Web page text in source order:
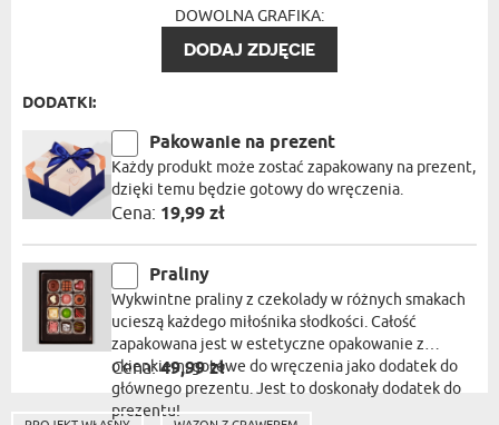
DOWOLNA GRAFIKA:
DODAJ ZDJĘCIE
DODATKI:
Pakowanie na prezent
Każdy produkt może zostać zapakowany na prezent,
dzięki temu będzie gotowy do wręczenia.
Cena: 19,99 zł
Praliny
Wykwintne praliny z czekolady w różnych smakach
ucieszą każdego miłośnika słodkości. Całość
zapakowana jest w estetyczne opakowanie z
okienkiem, gotowe do wręczenia jako dodatek do
głównego prezentu. Jest to doskonały dodatek do
prezentu!
Cena:49,99 zł